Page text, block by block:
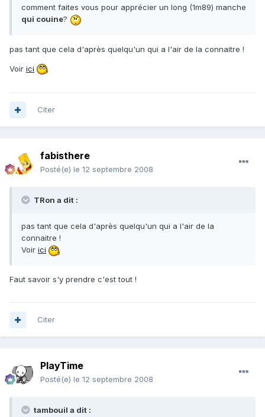
comment faites vous pour apprécier un long (1m89) manche
qui couine?
pas tant que cela d'après quelqu'un qui a l'air de la connaitre !
Voir ici
Citer
fabisthere
Posté(e) le 12 septembre 2008
TRon a dit :
pas tant que cela d'après quelqu'un qui a l'air de la
connaitre !
Voir ici
Faut savoir s'y prendre c'est tout !
Citer
PlayTime
Posté(e) le 12 septembre 2008
tambouil a dit :